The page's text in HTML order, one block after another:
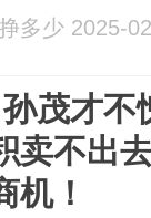
多少 2025-
孙茂才不
卖不出
机！